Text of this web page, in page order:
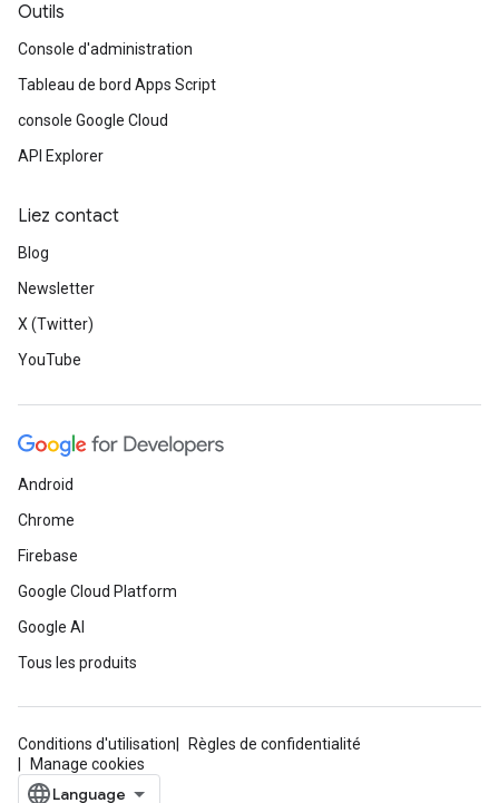
Outils
Console d'administration
Tableau de bord Apps Script
console Google Cloud
API Explorer
Liez contact
Blog
Newsletter
X (Twitter)
YouTube
Android
Chrome
Firebase
Google Cloud Platform
Google AI
Tous les produits
Conditions d'utilisation
Règles de confidentialité
Manage cookies